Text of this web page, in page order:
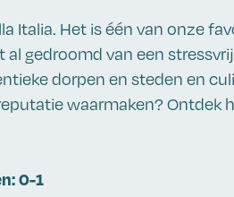
Italia. Het is één van onze
al gedroomd van een
dorpen en steden en
waarmaken? Ontdek
0-1